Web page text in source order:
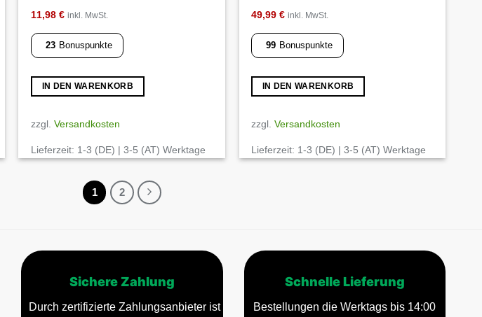
11,98 € inkl. MwSt.
23 Bonuspunkte
IN DEN WARENKORB
zzgl. Versandkosten
Lieferzeit: 1-3 (DE) | 3-5 (AT) Werktage
49,99 € inkl. MwSt.
99 Bonuspunkte
IN DEN WARENKORB
zzgl. Versandkosten
Lieferzeit: 1-3 (DE) | 3-5 (AT) Werktage
1 2
Sichere Zahlung
Durch zertifizierte Zahlungsanbieter ist
Schnelle Lieferung
Bestellungen die Werktags bis 14:00